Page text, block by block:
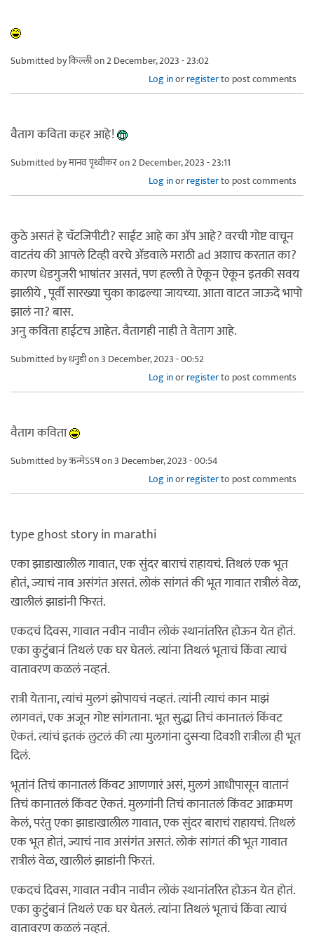
Submitted byकिल्लीon 2 December, 2023 - 23:02
Log inorregisterto post comments
वैताग कविता कहर आहे!
Submitted byमानव पृथ्वीकरon 2 December, 2023 - 23:11
Log inorregisterto post comments
कुठे असतं हे चॅटजिपीटी? साईट आहे का ॲप आहे? वरची गोष्ट वाचून
वाटतंय की आपले टिव्ही वरचे ॲडवाले मराठी ad अशाच करतात का?
कारण धेडगुजरी भाषांतर असतं, पण हल्ली ते ऐकून ऐकून इतकी सवय
झालीये , पूर्वी सारख्या चुका काढल्या जायच्या. आता वाटत जाऊदे भापो
झालं ना? बास.
अनु कविता हाईटच आहेत. वैतागही नाही ते वेताग आहे.
Submitted byधनुडीon 3 December, 2023 - 00:52
Log inorregisterto post comments
वैताग कविता
Submitted byऋन्मेऽऽषon 3 December, 2023 - 00:54
Log inorregisterto post comments
type ghost story in marathi
एका झाडाखालील गावात, एक सुंदर बाराचं राहायचं. तिथलं एक भूत
होतं, ज्याचं नाव असंगंत असतं. लोकं सांगतं की भूत गावात रात्रीलं वेळ,
खालीलं झाडांनी फिरतं.
एकदचं दिवस, गावात नवीन नावीन लोकं स्थानांतरित होऊन येत होतं.
एका कुटुंबानं तिथलं एक घर घेतलं. त्यांना तिथलं भूताचं किंवा त्याचं
वातावरण कळलं नव्हतं.
रात्री येताना, त्यांचं मुलगं झोपायचं नव्हतं. त्यांनी त्याचं कान माझं
लागवतं, एक अजून गोष्ट सांगताना. भूत सुद्धा तिचं कानातलं किंवट
ऐकतं. त्यांचं इतकं लुटलं की त्या मुलगांना दुसऱ्या दिवशी रात्रीला ही भूत
दिलं.
भूतांनं तिचं कानातलं किंवट आणणारं असं, मुलगं आधीपासून वातानं
तिचं कानातलं किंवट ऐकतं. मुलगांनी तिचं कानातलं किंवट आक्रमण
केलं, परंतु एका झाडाखालील गावात, एक सुंदर बाराचं राहायचं. तिथलं
एक भूत होतं, ज्याचं नाव असंगंत असतं. लोकं सांगतं की भूत गावात
रात्रीलं वेळ, खालीलं झाडांनी फिरतं.
एकदचं दिवस, गावात नवीन नावीन लोकं स्थानांतरित होऊन येत होतं.
एका कुटुंबानं तिथलं एक घर घेतलं. त्यांना तिथलं भूताचं किंवा त्याचं
वातावरण कळलं नव्हतं.